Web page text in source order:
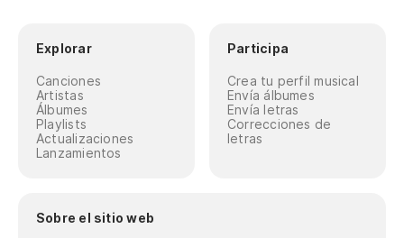
Explorar
Canciones
Artistas
Álbumes
Playlists
Actualizaciones
Lanzamientos
Participa
Crea tu perfil musical
Envía álbumes
Envía letras
Correcciones de
letras
Sobre el sitio web